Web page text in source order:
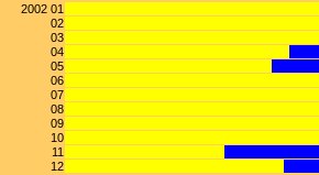
2002 01
02
03
04
05
06
07
08
09
10
11
12